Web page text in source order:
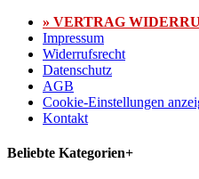
» VERTRAG
Impressum
Widerrufsrecht
Datenschutz
AGB
Cookie-Einstellungen
Kontakt
Beliebte Kategorien+